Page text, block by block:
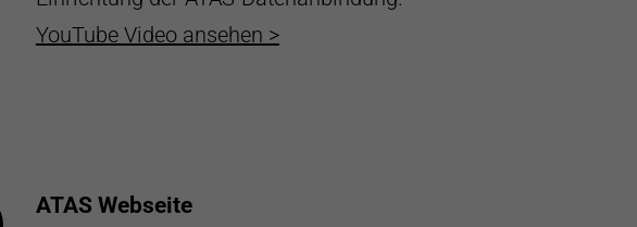
YouTube Video ansehen >
ATAS Webseite